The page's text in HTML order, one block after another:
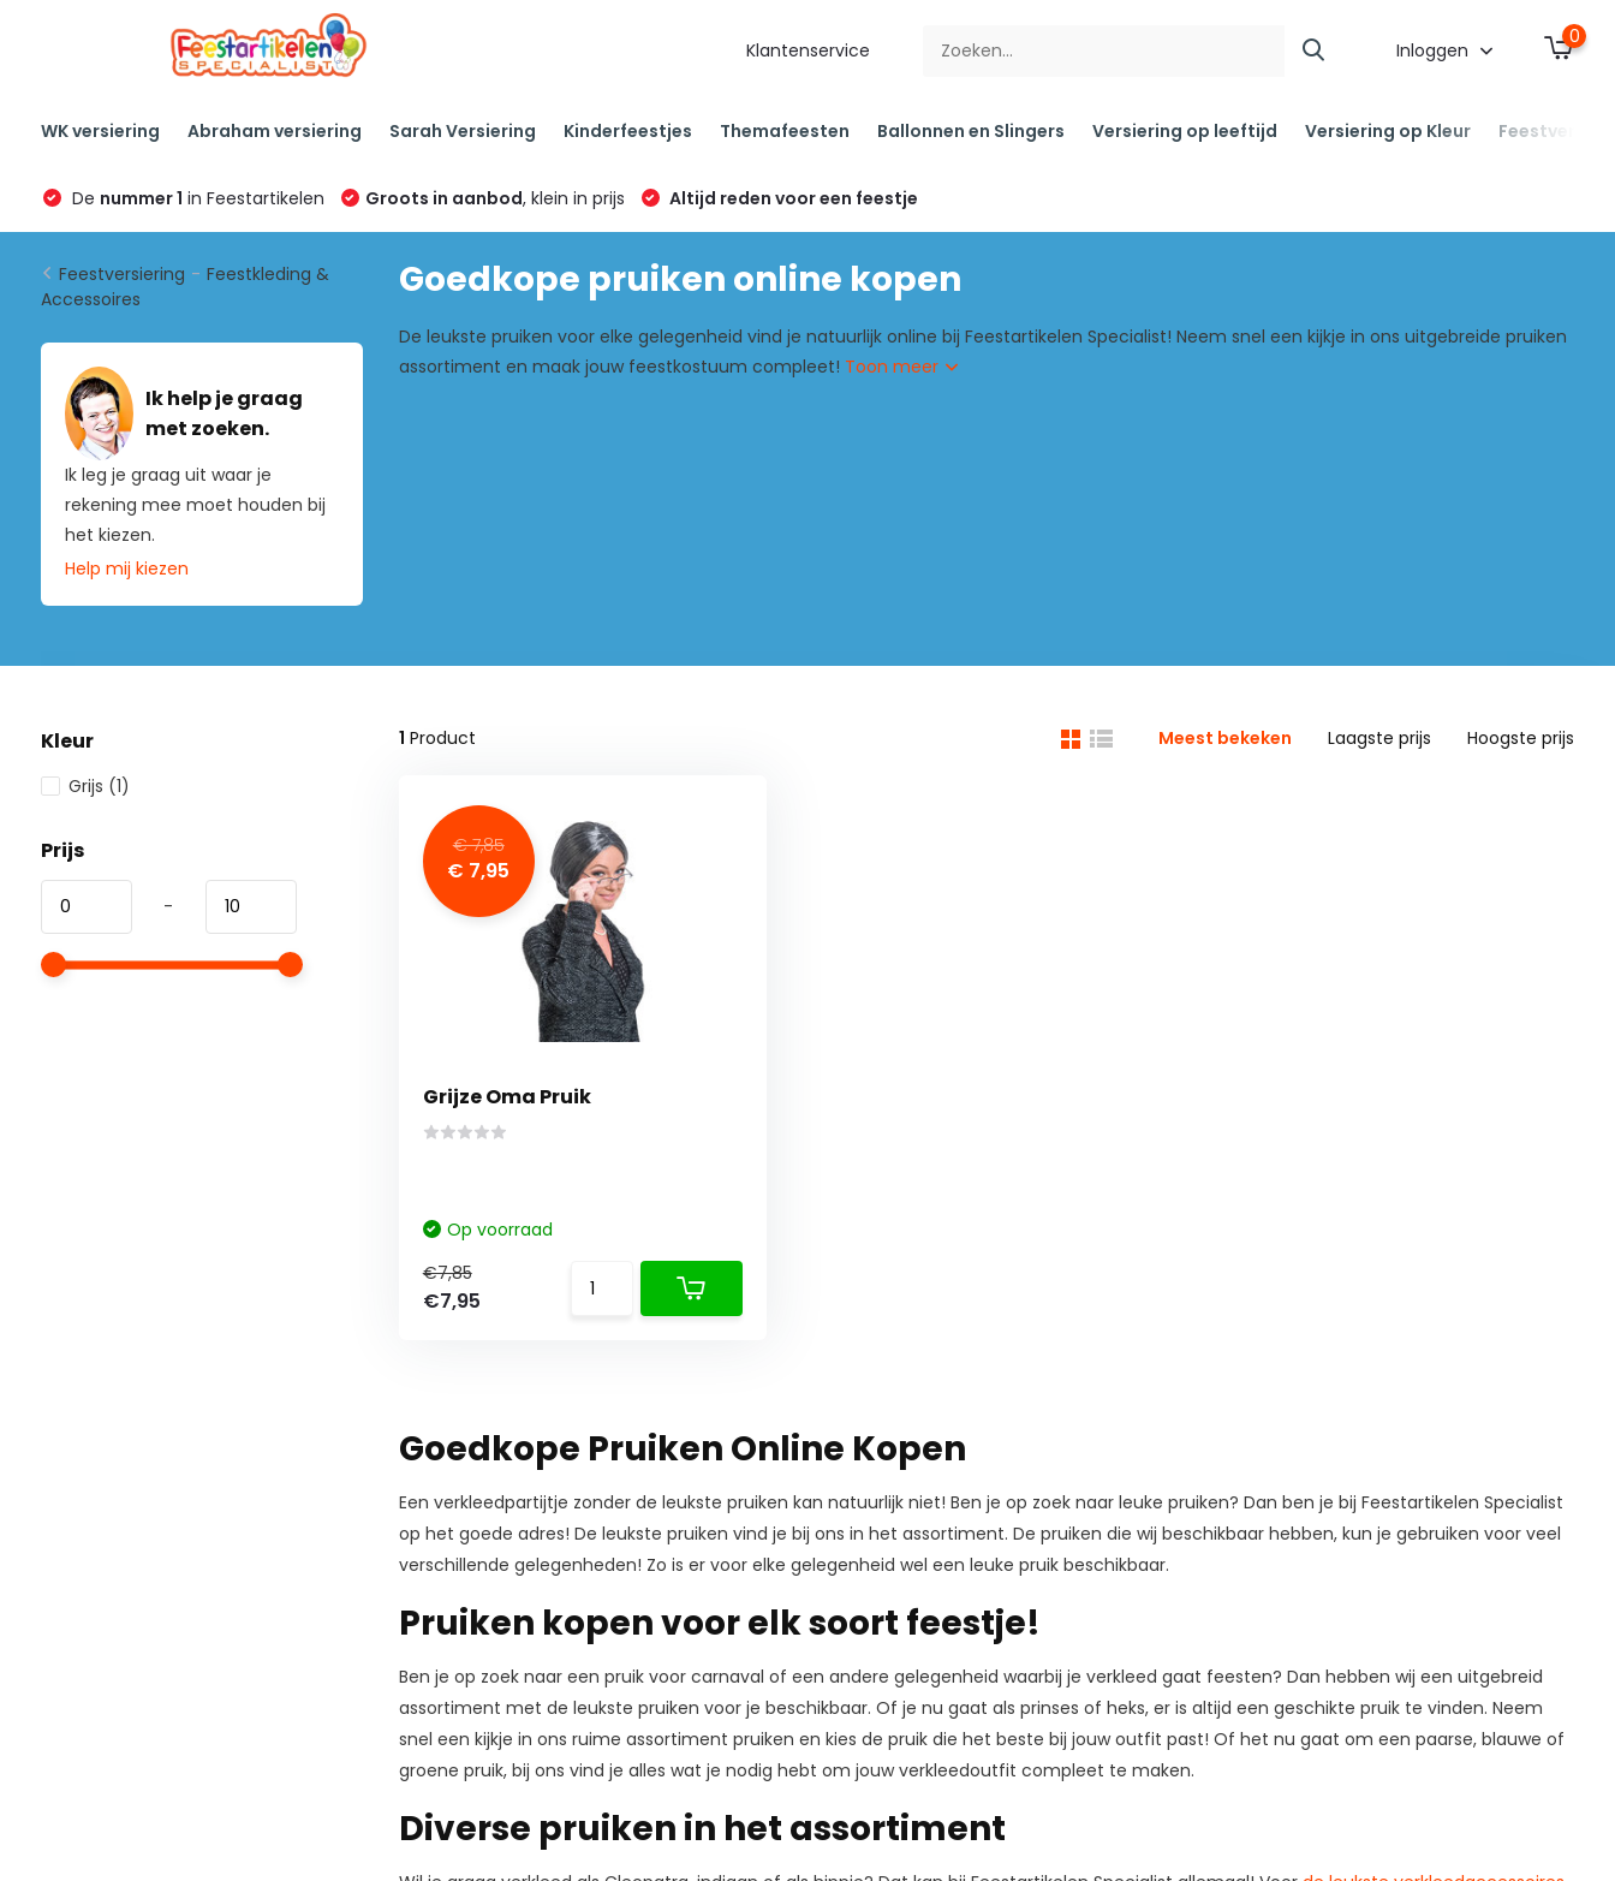
Klantenservice Inloggen
0
WK versiering Abraham versiering Sarah Versiering Kinderfeestjes Themafeesten Ballonnen en Slingers Versiering op leeftijd Versiering op Kleur
De nummer 1 in Feestartikelen Groots in aanbod, klein in prijs Altijd reden voor een feestje
Feestversiering - Feestkleding &
Accessoires
Ik help je graag
met zoeken.
Ik leg je graag uit waar je
rekening mee moet houden bij
het kiezen.
Help mij kiezen
Goedkope pruiken online kopen
De leukste pruiken voor elke gelegenheid vind je natuurlijk online bij Feestartikelen Specialist! Neem snel een kijkje in ons uitgebreide pruiken
assortiment en maak jouw feestkostuum compleet! Toon meer
Kleur
Grijs (1)
Prijs
-
1 Product Meest bekeken Laagste prijs Hoogste prijs
€ 7,85
€ 7,95
Grijze Oma Pruik
Op voorraad
€7,85
€7,95
Goedkope Pruiken Online Kopen
Een verkleedpartijtje zonder de leukste pruiken kan natuurlijk niet! Ben je op zoek naar leuke pruiken? Dan ben je bij Feestartikelen Specialist
op het goede adres! De leukste pruiken vind je bij ons in het assortiment. De pruiken die wij beschikbaar hebben, kun je gebruiken voor veel
verschillende gelegenheden! Zo is er voor elke gelegenheid wel een leuke pruik beschikbaar.
Pruiken kopen voor elk soort feestje!
Ben je op zoek naar een pruik voor carnaval of een andere gelegenheid waarbij je verkleed gaat feesten? Dan hebben wij een uitgebreid
assortiment met de leukste pruiken voor je beschikbaar. Of je nu gaat als prinses of heks, er is altijd een geschikte pruik te vinden. Neem
snel een kijkje in ons ruime assortiment pruiken en kies de pruik die het beste bij jouw outfit past! Of het nu gaat om een paarse, blauwe of
groene pruik, bij ons vind je alles wat je nodig hebt om jouw verkleedoutfit compleet te maken.
Diverse pruiken in het assortiment